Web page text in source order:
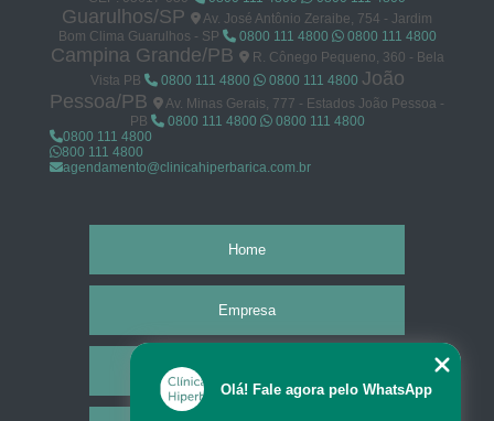
Guarulhos/SP
Av. José Antônio Zeraibe, 754 - Jardim
Bom Clima Guarulhos - SP
0800 111 4800 0800 111 4800
Campina Grande/PB
R. Cônego Pequeno, 360 - Bela
Vista PB
0800 111 4800 0800 111 4800 João
Pessoa/PB
Av. Minas Gerais, 777 - Estados João Pessoa -
PB
0800 111 4800
0800 111 4800
0800 111 4800
800 111 4800
agendamento@clinicahiperbarica.com.br
Home
Empresa
Olá! Fale agora pelo WhatsApp